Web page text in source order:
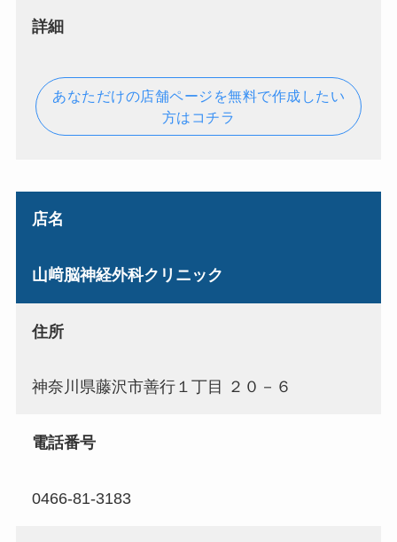
詳細
あなただけの店舗ページを無料で作成したい
方はコチラ
店名
山﨑脳神経外科クリニック
住所
神奈川県藤沢市善行１丁目 ２０－６
電話番号
0466-81-3183